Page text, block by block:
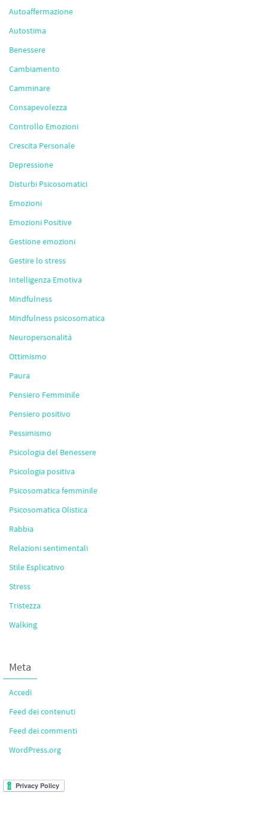
Autoaffermazione
Autostima
Benessere
Cambiamento
Camminare
Consapevolezza
Controllo Emozioni
Crescita Personale
Depressione
Disturbi Psicosomatici
Emozioni
Emozioni Positive
Gestione emozioni
Gestire lo stress
Intelligenza Emotiva
Mindfulness
Mindfulness psicosomatica
Neuropersonalità
Ottimismo
Paura
Pensiero Femminile
Pensiero positivo
Pessimismo
Psicologia del Benessere
Psicologia positiva
Psicosomatica femminile
Psicosomatica Olistica
Rabbia
Relazioni sentimentali
Stile Esplicativo
Stress
Tristezza
Walking
Meta
Accedi
Feed dei contenuti
Feed dei commenti
WordPress.org